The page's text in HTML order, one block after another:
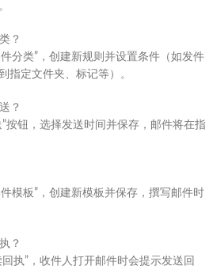
？
分类”，创建新规则并设置条件（如发件
指定文件夹、标记等）。
？
按钮，选择发送时间并保存，邮件将在指
模板”，创建新模板并保存，撰写邮件时
？
执”，收件人打开邮件时会提示发送回